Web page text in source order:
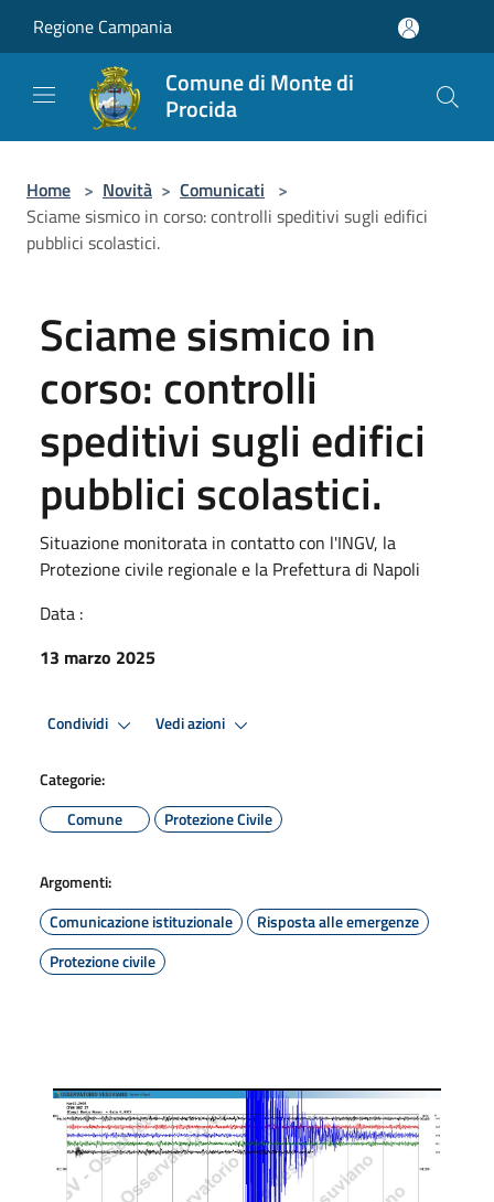
Regione Campania
Comune di Monte di
Procida
Home > Novità > Comunicati >
Sciame sismico in corso: controlli speditivi sugli edifici
pubblici scolastici.
Sciame sismico in
corso: controlli
speditivi sugli edifici
pubblici scolastici.
Situazione monitorata in contatto con l'INGV, la
Protezione civile regionale e la Prefettura di Napoli
Data :
13 marzo 2025
Condividi Vedi azioni
Categorie:
Comune
Protezione Civile
Argomenti:
Comunicazione istituzionale
Risposta alle emergenze
Protezione civile